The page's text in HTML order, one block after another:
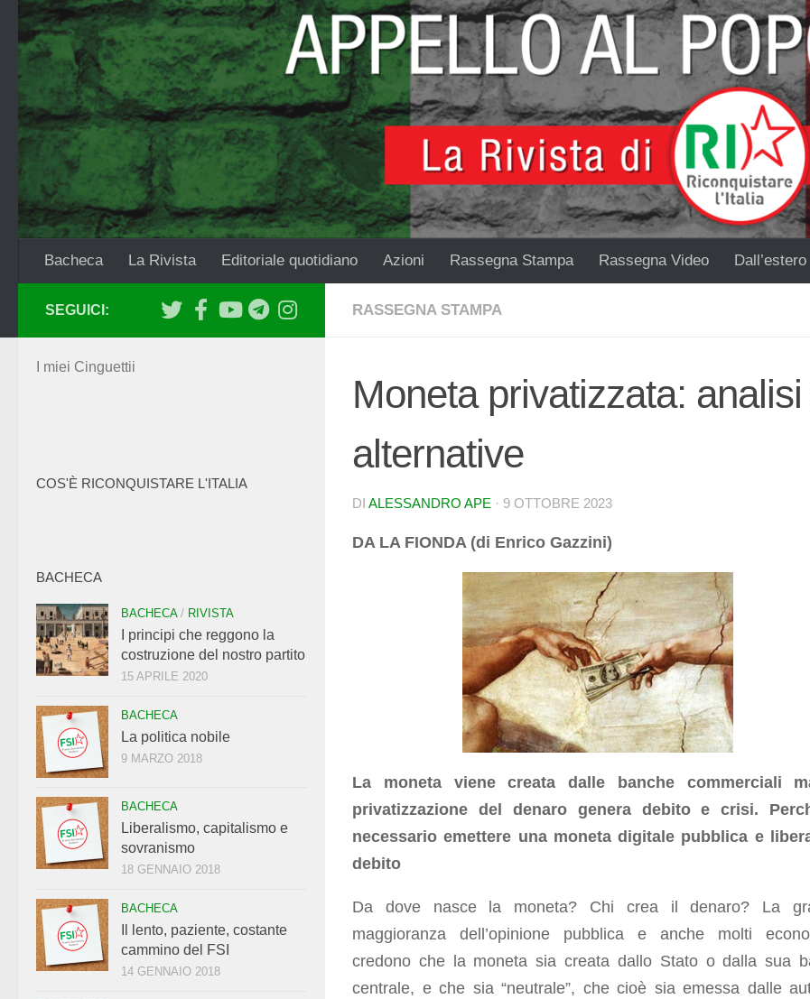
Salta al contenuto
Bacheca La Rivista Editoriale quotidiano Azioni Rassegna Stampa Rassegna Video Dall’estero
RASSEGNA STAMPA
Moneta privatizzata:
alternative
DI ALESSANDRO APE · 9 OTTOBRE 2023
DA LA FIONDA (di Enrico Gazzini)
La moneta viene creata dalle banche commerciali
privatizzazione del denaro genera debito e crisi.
necessario emettere una moneta digitale pubblica e
debito
Da dove nasce la moneta? Chi crea il denaro? La
maggioranza dell’opinione pubblica e anche molti
credono che la moneta sia creata dallo Stato o dalla sua
centrale, e che sia “neutrale”, che cioè sia emessa dalle
SEGUICI:
I miei Cinguettii
COS'È RICONQUISTARE L'ITALIA
BACHECA
BACHECA/ RIVISTA
I principi che reggono la
costruzione del nostro partito
15 APRILE 2020
BACHECA
La politica nobile
9 MARZO 2018
BACHECA
Liberalismo, capitalismo e
sovranismo
18 GENNAIO 2018
BACHECA
Il lento, paziente, costante
cammino del FSI
14 GENNAIO 2018